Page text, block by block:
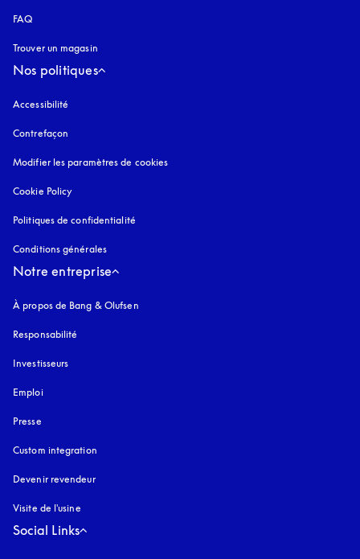
FAQ
Trouver un magasin
Nos politiques
Accessibilité
Contrefaçon
Modifier les paramètres de cookies
Cookie Policy
Politiques de confidentialité
Conditions générales
Notre entreprise
À propos de Bang & Olufsen
Responsabilité
Investisseurs
Emploi
Presse
Custom integration
Devenir revendeur
Visite de l'usine
Social Links